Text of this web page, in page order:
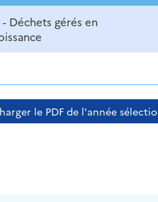
- Déchets gérés en
le PDF de l'année